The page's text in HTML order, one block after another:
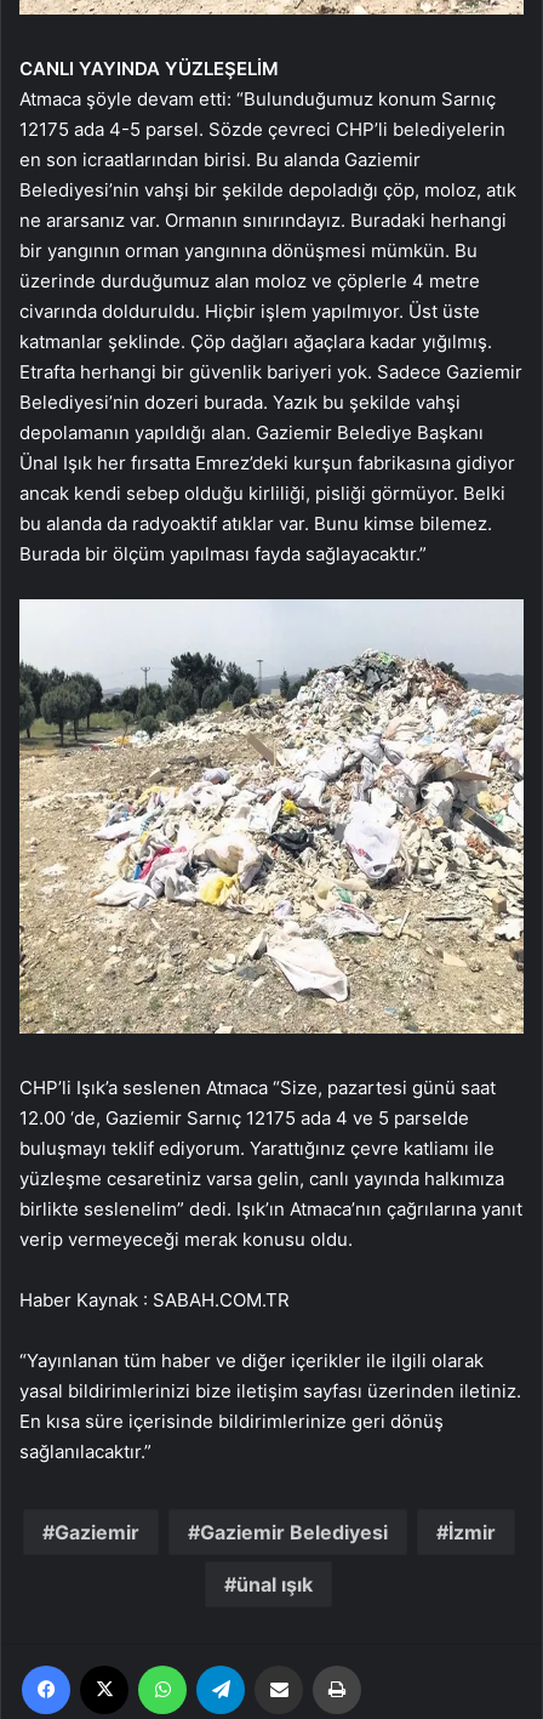
CANLI YAYINDA YÜZLEŞELİM
Atmaca şöyle devam etti: “Bulunduğumuz konum Sarnıç
12175 ada 4-5 parsel. Sözde çevreci CHP’li belediyelerin
en son icraatlarından birisi. Bu alanda Gaziemir
Belediyesi’nin vahşi bir şekilde depoladığı çöp, moloz, atık
ne ararsanız var. Ormanın sınırındayız. Buradaki herhangi
bir yangının orman yangınına dönüşmesi mümkün. Bu
üzerinde durduğumuz alan moloz ve çöplerle 4 metre
civarında dolduruldu. Hiçbir işlem yapılmıyor. Üst üste
katmanlar şeklinde. Çöp dağları ağaçlara kadar yığılmış.
Etrafta herhangi bir güvenlik bariyeri yok. Sadece Gaziemir
Belediyesi’nin dozeri burada. Yazık bu şekilde vahşi
depolamanın yapıldığı alan. Gaziemir Belediye Başkanı
Ünal Işık her fırsatta Emrez’deki kurşun fabrikasına gidiyor
ancak kendi sebep olduğu kirliliği, pisliği görmüyor. Belki
bu alanda da radyoaktif atıklar var. Bunu kimse bilemez.
Burada bir ölçüm yapılması fayda sağlayacaktır.”
CHP’li Işık’a seslenen Atmaca “Size, pazartesi günü saat
12.00 ‘de, Gaziemir Sarnıç 12175 ada 4 ve 5 parselde
buluşmayı teklif ediyorum. Yarattığınız çevre katliamı ile
yüzleşme cesaretiniz varsa gelin, canlı yayında halkımıza
birlikte seslenelim” dedi. Işık’ın Atmaca’nın çağrılarına yanıt
verip vermeyeceği merak konusu oldu.
Haber Kaynak : SABAH.COM.TR
“Yayınlanan tüm haber ve diğer içerikler ile ilgili olarak
yasal bildirimlerinizi bize iletişim sayfası üzerinden iletiniz.
En kısa süre içerisinde bildirimlerinize geri dönüş
sağlanılacaktır.”
Gaziemir Gaziemir Belediyesi İzmir
ünal ışık
Facebook WhatsApp Email'den paylaş